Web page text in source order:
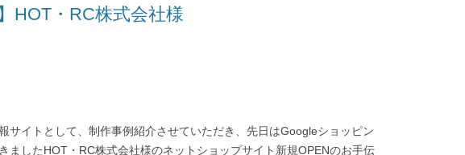
HOT・RC株式会社様
サイトとして、制作事例紹介させていただき、先日はGoogleショッピン
ましたHOT・RC株式会社様のネットショップサイト新規OPENのお手伝